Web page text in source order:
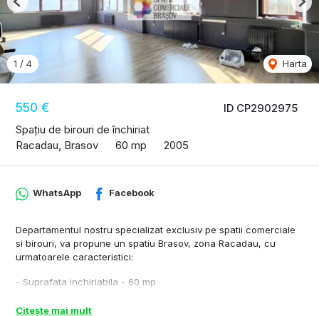
ID CP2902975
550 €
Spațiu de birouri de închiriat
Racadau, Brasov
60 mp 2005
1 / 4 Harta
Previous
WhatsApp Facebook
Departamentul nostru specializat exclusiv pe spatii comerciale
si birouri, va propune un spatiu Brasov, zona Racadau, cu
urmatoarele caracteristici:
- Suprafata inchiriabila - 60 mp
- Compartimentare – open space, grup sanitar.
Citește mai mult